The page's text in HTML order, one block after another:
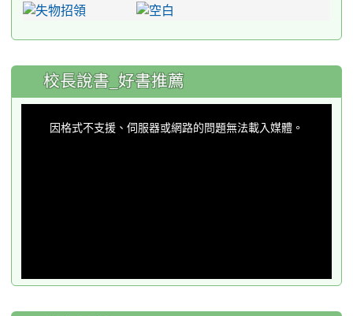
:::
校長說書_好書推薦
因格式不支援、伺服器或網路的問題無法載入媒體。